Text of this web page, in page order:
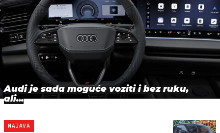
Audi je sada moguće voziti i bez ruku,
ali...
NAJAVA